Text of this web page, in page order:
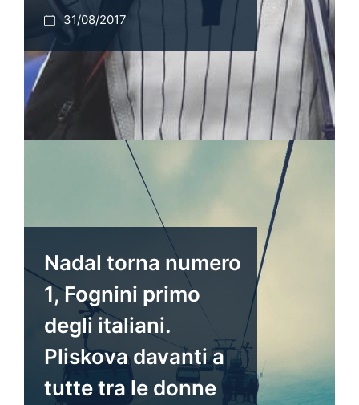
31/08/2017
Nadal torna numero
1, Fognini primo
degli italiani.
Pliskova davanti a
tutte tra le donne